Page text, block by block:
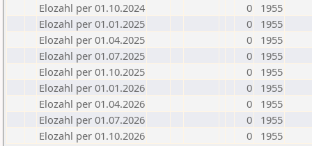
Elozahl per 01.10.2024
0
1955
Elozahl per 01.01.2025
0
1955
Elozahl per 01.04.2025
0
1955
Elozahl per 01.07.2025
0
1955
Elozahl per 01.10.2025
0
1955
Elozahl per 01.01.2026
0
1955
Elozahl per 01.04.2026
0
1955
Elozahl per 01.07.2026
0
1955
Elozahl per 01.10.2026
0 1955